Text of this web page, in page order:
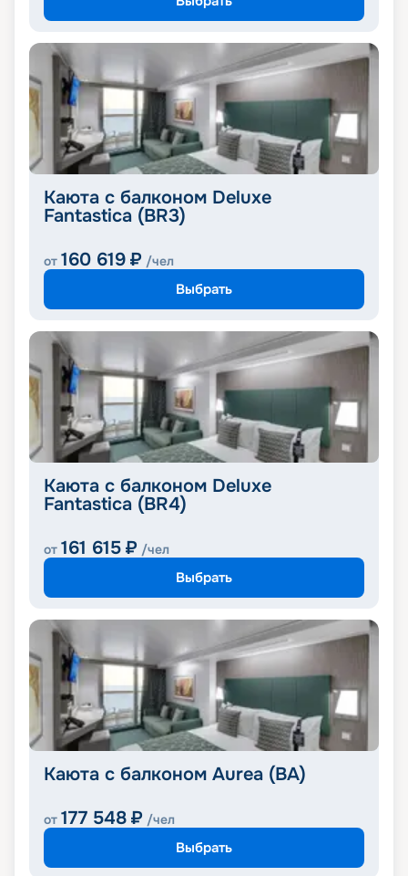
Каюта с балконом Deluxe
Fantastica (BR3)
от 160 619 ₽ /чел
Выбрать
Каюта с балконом Deluxe
Fantastica (BR4)
от 161 615 ₽ /чел
Выбрать
Каюта с балконом Aurea (BA)
от 177 548 ₽ /чел
Выбрать